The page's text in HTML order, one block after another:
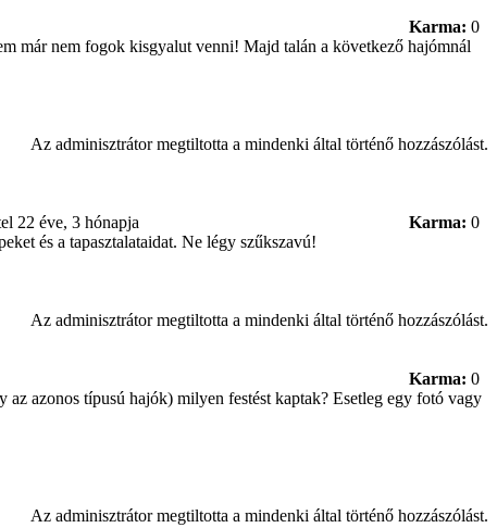
Karma: 0
már nem fogok kisgyalut venni! Majd talán a következő hajómnál
Az adminisztrátor megtiltotta a mindenki által történő hozzászólást.
22 éve, 3 hónapja Karma: 0
és a tapasztalataidat. Ne légy szűkszavú!
Az adminisztrátor megtiltotta a mindenki által történő hozzászólást.
Karma: 0
azonos típusú hajók) milyen festést kaptak? Esetleg egy fotó vagy
Az adminisztrátor megtiltotta a mindenki által történő hozzászólást.